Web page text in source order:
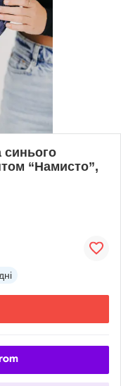
синього
“Намисто”,